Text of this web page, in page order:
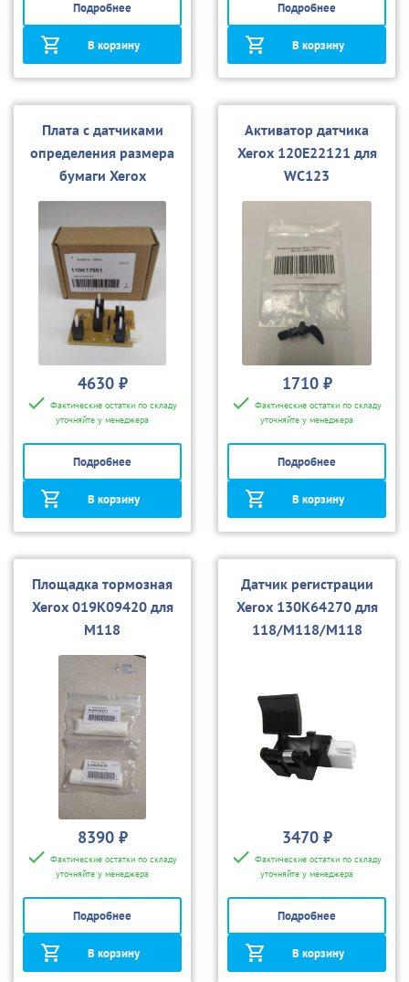
Подробнее
В корзину
Подробнее
В корзину
Плата с датчиками
определения размера
бумаги Xerox
110K17952 для
CC123/128/133
4630 ₽
Фактические остатки по складу
уточняйте у менеджера
Подробнее
В корзину
Активатор датчика
Xerox 120E22121 для
WC123
1710 ₽
Фактические остатки по складу
уточняйте у менеджера
Подробнее
В корзину
Площадка тормозная
Xerox 019K09420 для
M118
8390 ₽
Фактические остатки по складу
уточняйте у менеджера
Подробнее
В корзину
Датчик регистрации
Xerox 130K64270 для
118/M118/M118
3470 ₽
Фактические остатки по складу
уточняйте у менеджера
Подробнее
В корзину